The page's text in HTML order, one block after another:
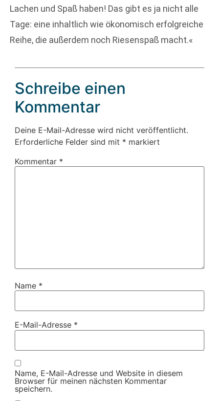
Lachen und Spaß haben! Das gibt es ja nicht alle
Tage: eine inhaltlich wie ökonomisch erfolgreiche
Reihe, die außerdem noch Riesenspaß macht.«
Schreibe einen
Kommentar
Deine E-Mail-Adresse wird nicht veröffentlicht.
Erforderliche Felder sind mit * markiert
Kommentar *
Name *
E-Mail-Adresse *
Name, E-Mail-Adresse und Website in diesem
Browser für meinen nächsten Kommentar
speichern.